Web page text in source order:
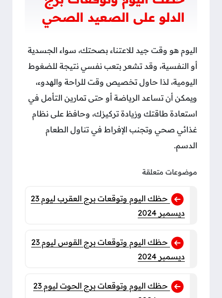
الدلو على الصعيد الصحي
اليوم هو وقت جيد للاعتناء بصحتك، سواء الجسدية
أو النفسية، وقد تشعر بتعب نفسي نتيجة للضغوط
اليومية، لذا حاول تخصيص وقت للراحة والهدوء،
ويمكن أن تساعد الرياضة أو حتى تمارين التأمل في
استعادة طاقتك وزيادة تركيزك، وحافظ على نظام
غذائي صحي وتجنب الإفراط في تناول الطعام
الدسم.
موضوعات متعلقة
حظك اليوم وتوقعات برج العقرب ليوم 23
ديسمبر 2024
حظك اليوم وتوقعات برج القوس ليوم 23
ديسمبر 2024
حظك اليوم وتوقعات برج الحوت ليوم 23